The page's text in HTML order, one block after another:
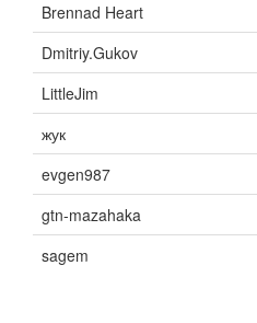
Brennad Heart
Dmitriy.Gukov
LittleJim
жук
evgen987
gtn-mazahaka
sagem